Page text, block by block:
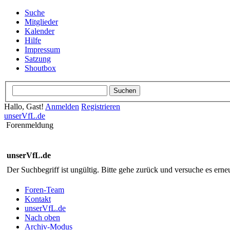
Suche
Mitglieder
Kalender
Hilfe
Impressum
Satzung
Shoutbox
Hallo, Gast! Anmelden Registrieren
unserVfL.de
Forenmeldung
unserVfL.de
Der Suchbegriff ist ungültig. Bitte gehe zurück und versuche es
Foren-Team
Kontakt
unserVfL.de
Nach oben
Archiv-Modus